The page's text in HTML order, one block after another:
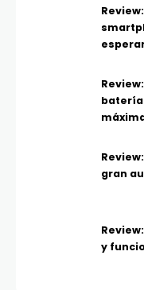
batería
gran
y